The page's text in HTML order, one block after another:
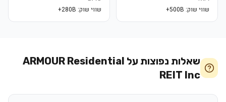
שווי שוק: 500B+ שווי שוק: 280B+
שאלות נפוצות על ARMOUR Residential
REIT Inc